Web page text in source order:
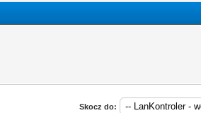
Skocz do: